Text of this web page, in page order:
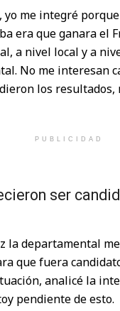
me integré
era que ganara el
a nivel local y a
No me interesan
los resultados,
PUBLICIDAD
ser
la departamental
que fuera
analicé la
pendiente de esto.